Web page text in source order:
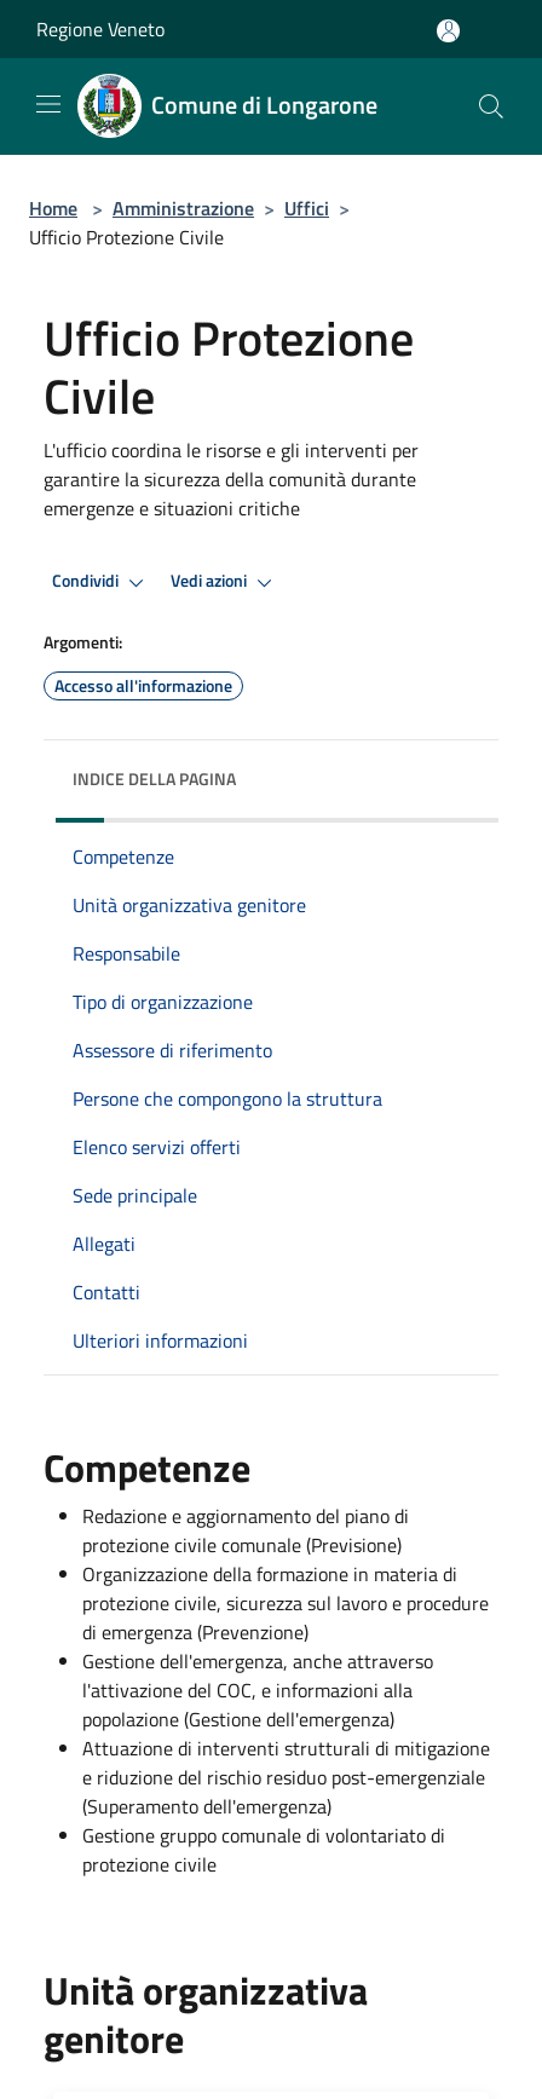
Regione Veneto
Comune di Longarone
Home > Amministrazione > Uffici >
Ufficio Protezione Civile
Ufficio Protezione
Civile
L'ufficio coordina le risorse e gli interventi per
garantire la sicurezza della comunità durante
emergenze e situazioni critiche
Condividi Vedi azioni
Argomenti:
Accesso all'informazione
INDICE DELLA PAGINA
Competenze
Unità organizzativa genitore
Responsabile
Tipo di organizzazione
Assessore di riferimento
Persone che compongono la struttura
Elenco servizi offerti
Sede principale
Allegati
Contatti
Ulteriori informazioni
Competenze
Redazione e aggiornamento del piano di
protezione civile comunale (Previsione)
Organizzazione della formazione in materia di
protezione civile, sicurezza sul lavoro e procedure
di emergenza (Prevenzione)
Gestione dell'emergenza, anche attraverso
l'attivazione del COC, e informazioni alla
popolazione (Gestione dell'emergenza)
Attuazione di interventi strutturali di mitigazione
e riduzione del rischio residuo post-emergenziale
(Superamento dell'emergenza)
Gestione gruppo comunale di volontariato di
protezione civile
Unità organizzativa
genitore